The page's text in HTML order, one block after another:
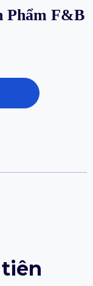
Phẩm F&B